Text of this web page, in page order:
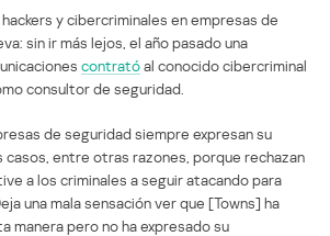
y cibercriminales en empresas de
sin ir más lejos, el año pasado una
contratóal conocido cibercriminal
consultor de seguridad.
de seguridad siempre expresan su
entre otras razones, porque rechazan
a los criminales a seguir atacando para
una mala sensación ver que [Towns] ha
manera pero no ha expresado su